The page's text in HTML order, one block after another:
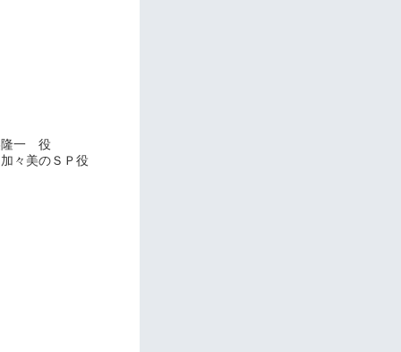
隆一 役
々美のＳＰ役